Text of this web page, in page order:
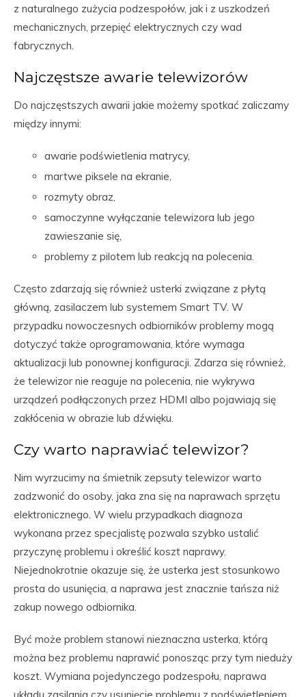
z naturalnego zużycia podzespołów, jak i z uszkodzeń
mechanicznych, przepięć elektrycznych czy wad
fabrycznych.
Najczęstsze awarie telewizorów
Do najczęstszych awarii jakie możemy spotkać zaliczamy
między innymi:
awarie podświetlenia matrycy,
martwe piksele na ekranie,
rozmyty obraz,
samoczynne wyłączanie telewizora lub jego
zawieszanie się,
problemy z pilotem lub reakcją na polecenia.
Często zdarzają się również usterki związane z płytą
główną, zasilaczem lub systemem Smart TV. W
przypadku nowoczesnych odbiorników problemy mogą
dotyczyć także oprogramowania, które wymaga
aktualizacji lub ponownej konfiguracji. Zdarza się również,
że telewizor nie reaguje na polecenia, nie wykrywa
urządzeń podłączonych przez HDMI albo pojawiają się
zakłócenia w obrazie lub dźwięku.
Czy warto naprawiać telewizor?
Nim wyrzucimy na śmietnik zepsuty telewizor warto
zadzwonić do osoby, jaka zna się na naprawach sprzętu
elektronicznego. W wielu przypadkach diagnoza
wykonana przez specjalistę pozwala szybko ustalić
przyczynę problemu i określić koszt naprawy.
Niejednokrotnie okazuje się, że usterka jest stosunkowo
prosta do usunięcia, a naprawa jest znacznie tańsza niż
zakup nowego odbiornika.
Być może problem stanowi nieznaczna usterka, którą
można bez problemu naprawić ponosząc przy tym nieduży
koszt. Wymiana pojedynczego podzespołu, naprawa